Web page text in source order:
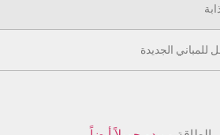
للمباني الجديدة